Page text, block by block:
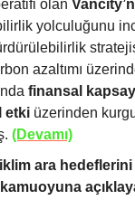
olan
yolculuğunu
azaltımı
finansal
etki üzerinden
(Devamı)
ara hedeflerini